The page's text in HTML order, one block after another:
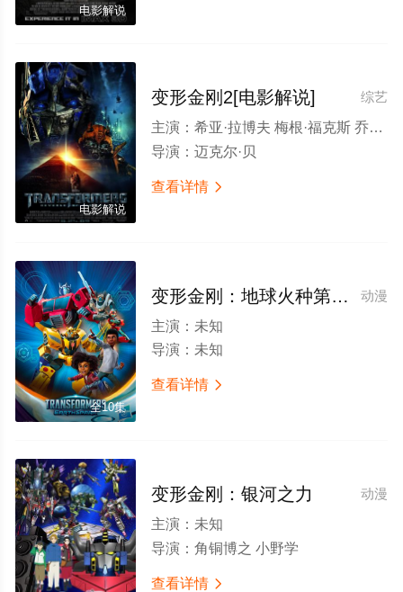
电影解说
电影解说
综艺
变形金刚2[电影解说]
主演： 希亚·拉博夫 梅根·福克斯 乔什·杜哈明 泰瑞斯·吉布森 约翰·特托罗 拉蒙·罗德里格兹 凯文·杜恩 朱丽叶·怀特 伊莎贝尔·卢卡斯 约翰·本杰明·西基 马修·马斯登 安德鲁·霍华德 迈克尔·帕帕约翰 格伦·莫肖尔 约翰·埃里克·本特利 雷恩·威尔森 凯蒂·洛斯 乔纳森·特兰 沃克·霍华德 阿美莉嘉·奥利沃 阿隆·希尔 加雷布·道普拉西 约翰·桑德福特 克里斯托弗·柯里 卡斯·安瓦尔 迈克尔·本耶尔 迪普·罗伊 斯宾塞·加雷特 阿隆·诺威尔 埃里克·皮尔波特 大卫·鲍 阿隆·鲁斯汀 吉姆·霍尔姆斯 德里克
导演： 迈克尔·贝
查看详情 
全10集
动漫
变形金刚：地球火种第二季
主演： 未知
导演： 未知
查看详情 
动漫
变形金刚：银河之力
主演： 未知
导演： 角铜博之 小野学
查看详情 